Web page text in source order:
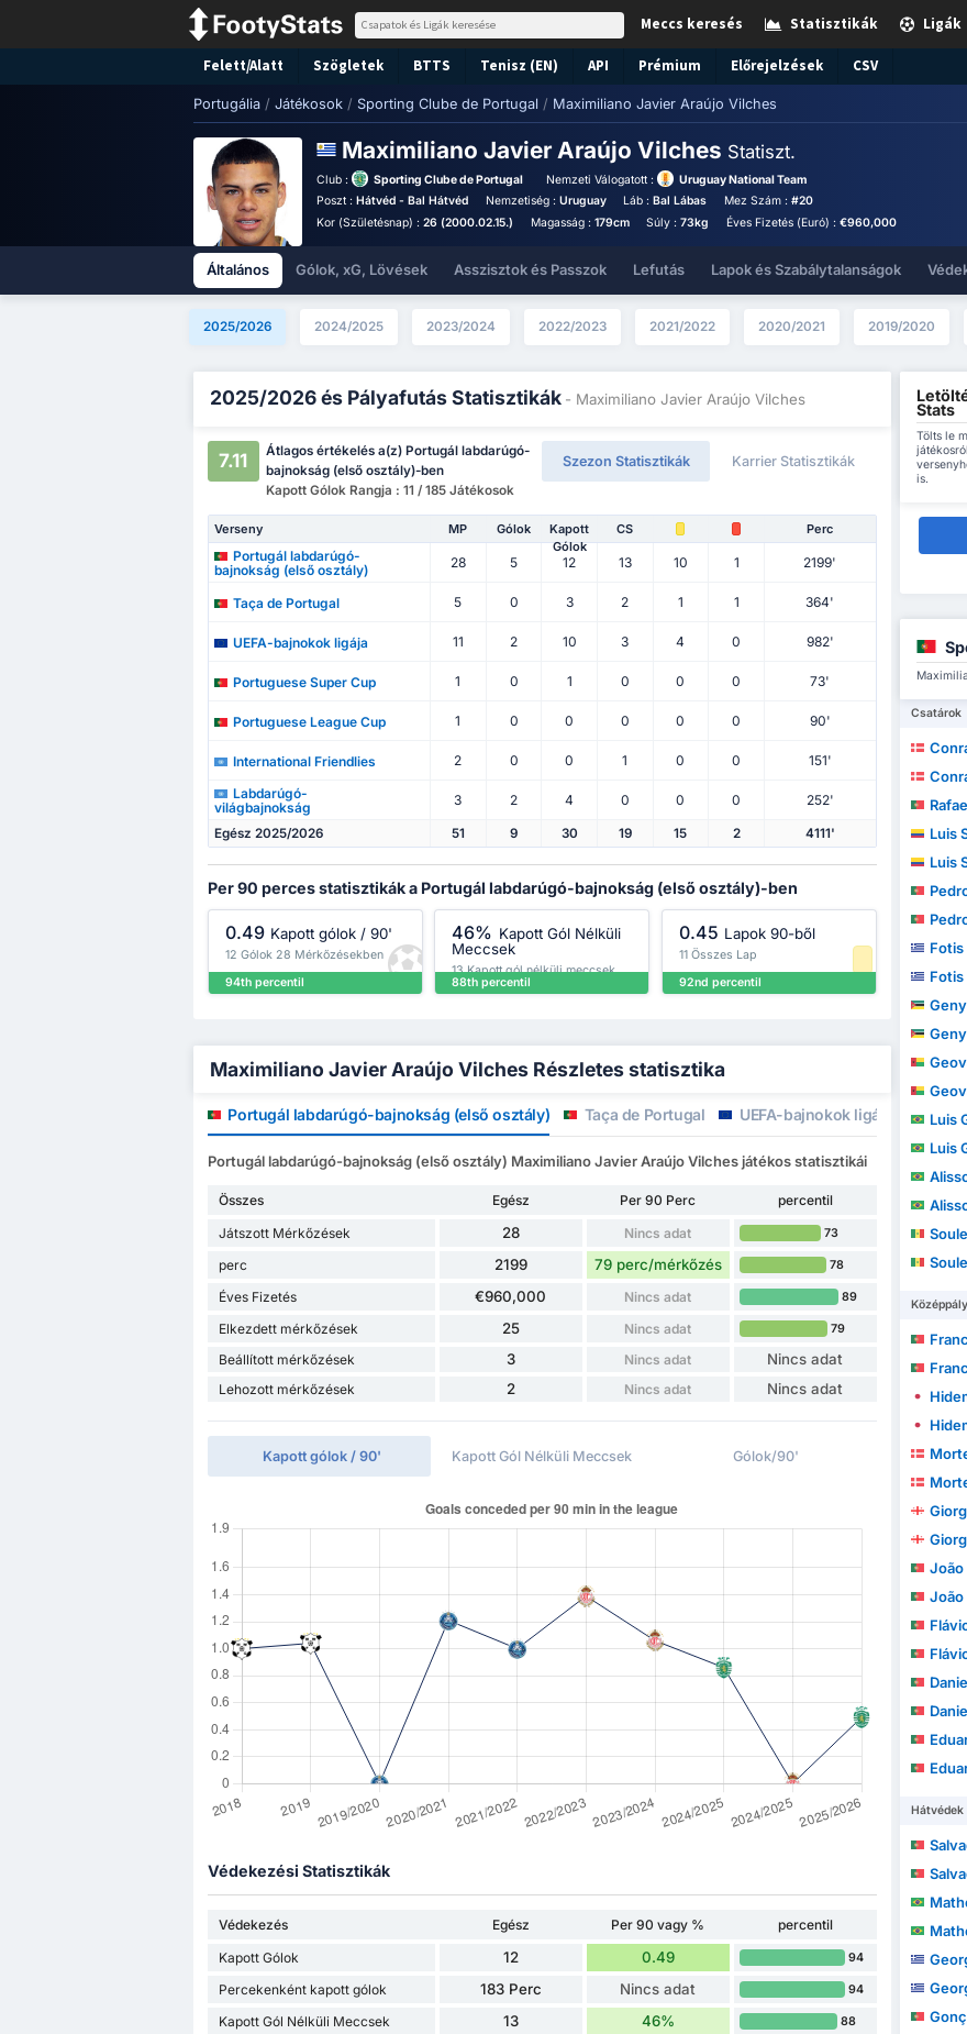
Ligák
Statisztikák
Meccs keresés
Felett/Alatt Szögletek BTTS Tenisz (EN) API Prémium Előrejelzések CSV
Portugália / Játékosok / Sporting Clube de Portugal / Maximiliano Javier Araújo Vilches
Maximiliano Javier Araújo Vilches Statiszt.
Club : Sporting Clube de Portugal Nemzeti Válogatott :
Uruguay National Team
Poszt :Hátvéd - Bal Hátvéd Nemzetiség : Uruguay Láb :Bal Lábas Mez Szám : #20
Kor (Születésnap) :26 (2000.02.15.) Magasság : 179cm Súly :73kg Éves Fizetés (Euró) : €960,000
Általános Gólok, xG, Lövések Asszisztok és Passzok Lefutás Lapok és Szabálytalanságok
2025/2026 2024/2025 2023/2024 2022/2023 2021/2022 2020/2021 2019/2020
2025/2026 és Pályafutás Statisztikák - Maximiliano Javier Araújo Vilches
7.11
Átlagos értékelés a(z) Portugál labdarúgó-
bajnokság (első osztály)-ben
Kapott Gólok Rangja : 11 / 185 Játékosok
Szezon Statisztikák Karrier Statisztikák
Verseny MP Gólok
Kapott
Gólok
CS Perc
Portugál labdarúgó-
bajnokság (első osztály)
28 5 12 13 10 1 2199'
Taça de Portugal 5 0 3 2 1 1 364'
UEFA-bajnokok ligája 11 2 10 3 4 0 982'
Portuguese Super Cup 1 0 1 0 0 0 73'
Portuguese League Cup 1 0 0 0 0 0 90'
International Friendlies 2 0 0 1 0 0
151'
Labdarúgó-
világbajnokság
3 2 4 0 0 0 252'
Egész 2025/2026 51 9 30 19 15 2 4111'
Per 90 perces statisztikák a Portugál labdarúgó-bajnokság (első osztály)-ben
0.49 Kapott gólok / 90'
12 Gólok 28 Mérkőzésekben
94th percentil
46% Kapott Gól Nélküli
Meccsek
13 Kapott gól nélküli meccsek
28 Mérkőzésekben
88th percentil
0.45 Lapok 90-ből
11 Összes Lap
92nd percentil
Maximiliano Javier Araújo Vilches Részletes statisztika
Portugál labdarúgó-bajnokság (első osztály) Taça de Portugal UEFA-bajnokok ligája
Portugál labdarúgó-bajnokság (első osztály) Maximiliano Javier Araújo Vilches játékos statisztikái
Összes Egész Per 90 Perc
percentil
Játszott Mérkőzések
28 Nincs adat 73
perc 2199 79 perc/mérkőzés 78
Éves Fizetés €960,000 Nincs adat 89
Elkezdett mérkőzések 25 Nincs adat 79
Beállított mérkőzések 3 Nincs adat Nincs adat
Lehozott mérkőzések 2 Nincs adat Nincs adat
Kapott gólok / 90' Kapott Gól Nélküli Meccsek Gólok/90'
Védekezési Statisztikák
Védekezés Egész Per 90 vagy %
percentil
Kapott Gólok
12 0.49 94
Percekenként kapott gólok 183 Perc Nincs adat 94
Kapott Gól Nélküli Meccsek 13 46% 88
Stats
Tölts le
is.
Csatárok
Luis
Luis
Fotis
Fotis
Luis
Luis
João
João
Eduardo
Eduardo
Hátvédek